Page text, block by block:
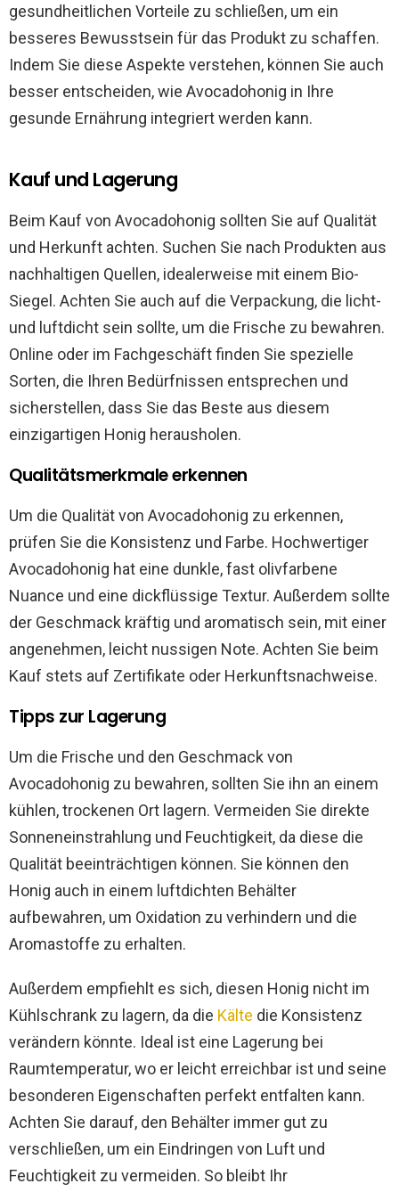
gesundheitlichen Vorteile zu schließen, um ein
besseres Bewusstsein für das Produkt zu schaffen.
Indem Sie diese Aspekte verstehen, können Sie auch
besser entscheiden, wie Avocadohonig in Ihre
gesunde Ernährung integriert werden kann.
Kauf und Lagerung
Beim Kauf von Avocadohonig sollten Sie auf Qualität
und Herkunft achten. Suchen Sie nach Produkten aus
nachhaltigen Quellen, idealerweise mit einem Bio-
Siegel. Achten Sie auch auf die Verpackung, die licht-
und luftdicht sein sollte, um die Frische zu bewahren.
Online oder im Fachgeschäft finden Sie spezielle
Sorten, die Ihren Bedürfnissen entsprechen und
sicherstellen, dass Sie das Beste aus diesem
einzigartigen Honig herausholen.
Qualitätsmerkmale erkennen
Um die Qualität von Avocadohonig zu erkennen,
prüfen Sie die Konsistenz und Farbe. Hochwertiger
Avocadohonig hat eine dunkle, fast olivfarbene
Nuance und eine dickflüssige Textur. Außerdem sollte
der Geschmack kräftig und aromatisch sein, mit einer
angenehmen, leicht nussigen Note. Achten Sie beim
Kauf stets auf Zertifikate oder Herkunftsnachweise.
Tipps zur Lagerung
Um die Frische und den Geschmack von
Avocadohonig zu bewahren, sollten Sie ihn an einem
kühlen, trockenen Ort lagern. Vermeiden Sie direkte
Sonneneinstrahlung und Feuchtigkeit, da diese die
Qualität beeinträchtigen können. Sie können den
Honig auch in einem luftdichten Behälter
aufbewahren, um Oxidation zu verhindern und die
Aromastoffe zu erhalten.
Außerdem empfiehlt es sich, diesen Honig nicht im
Kühlschrank zu lagern, da die Kälte die Konsistenz
verändern könnte. Ideal ist eine Lagerung bei
Raumtemperatur, wo er leicht erreichbar ist und seine
besonderen Eigenschaften perfekt entfalten kann.
Achten Sie darauf, den Behälter immer gut zu
verschließen, um ein Eindringen von Luft und
Feuchtigkeit zu vermeiden. So bleibt Ihr